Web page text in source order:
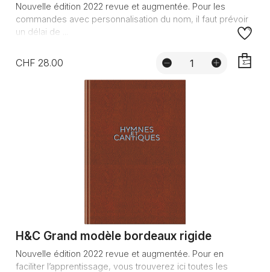
Nouvelle édition 2022 revue et augmentée. Pour les
commandes avec personnalisation du nom, il faut prévoir
un délai de ...
CHF 28.00
H&C Grand modèle bordeaux rigide
Nouvelle édition 2022 revue et augmentée. Pour en
faciliter l’apprentissage, vous trouverez ici toutes les